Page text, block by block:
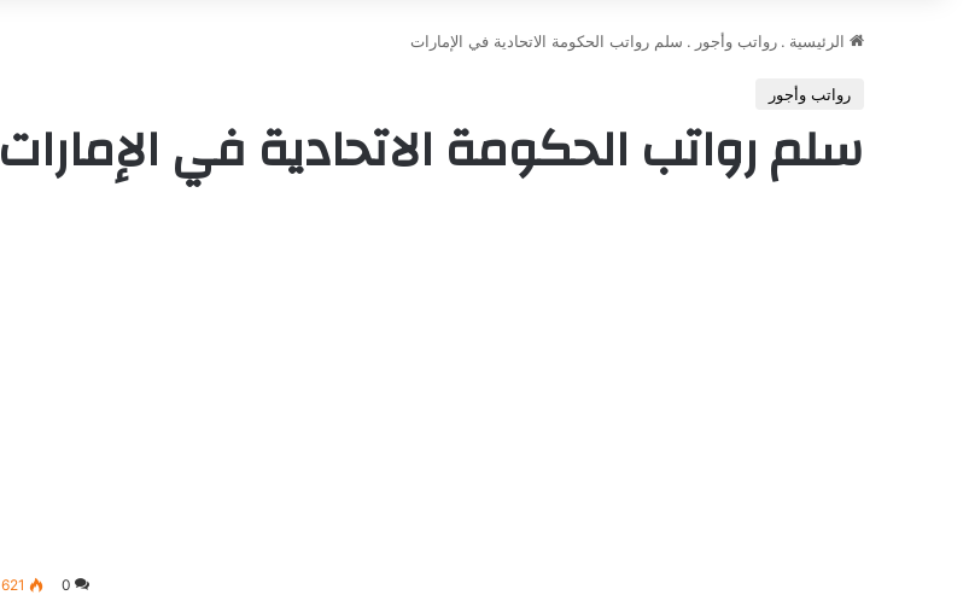
الرئيسية . رواتب وأجور . سلم رواتب الحكومة الاتحادية في الإمارات
رواتب وأجور
سلم رواتب الحكومة الاتحادية في الإمارات
0
621